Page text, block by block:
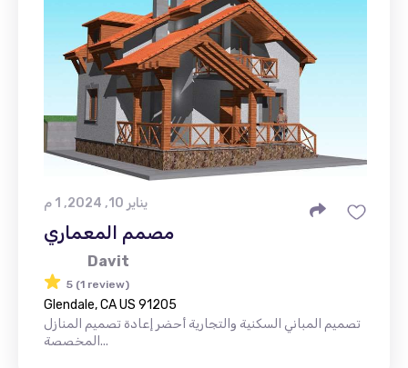
يناير 10, 2024, 1 م
مصمم المعماري
Davit
5 (1 review)
Glendale, CA US 91205
تصميم المباني السكنية والتجارية أحضر إعادة تصميم المنازل
المخصصة...